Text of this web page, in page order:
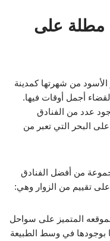
مطلة على
من شهرتها كمدينة
لقضاء أجمل أوقات فيها.
عدد من الفنادق
البحر التي تعبر من
من أفضل الفنادق
تقييم من الزوار وهي:
بموقعه المتميز على سواحل
بوجودها في وسط الطبيعة